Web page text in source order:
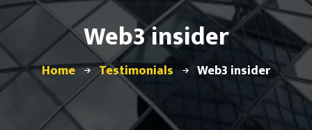
Web3 insider
Home Testimonials Web3 insider